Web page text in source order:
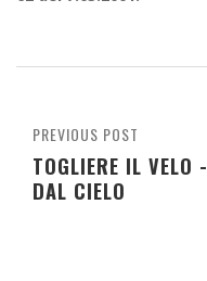
PREVIOUS POST
TOGLIERE IL VELO -
DAL CIELO